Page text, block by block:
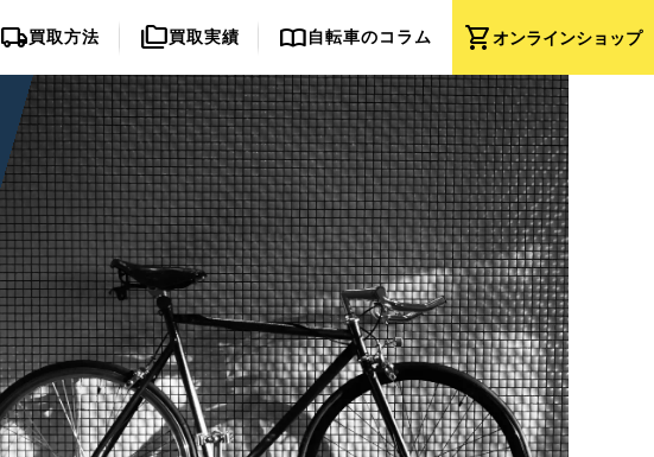
shopping_cartオンラインショップ
local_shipping買取方法 folder_copy買取実績 import_contacts自転車のコラム